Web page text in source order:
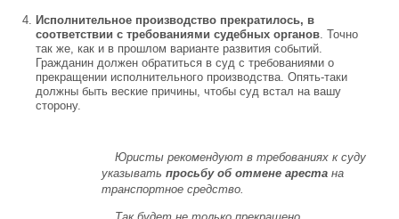
Исполнительное производство прекратилось, в
соответствии с требованиями судебных органов. Точно
так же, как и в прошлом варианте развития событий.
Гражданин должен обратиться в суд с требованиями о
прекращении исполнительного производства. Опять-таки
должны быть веские причины, чтобы суд встал на вашу
сторону.
Юристы рекомендуют в требованиях к суду
указыватьпросьбу об отмене ареста на
транспортное средство.